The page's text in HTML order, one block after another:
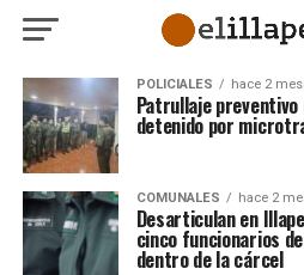
POLICIALES hace 2
Patrullaje
detenido por
COMUNALES hace 2
Desarticulan en
cinco funcionarios
dentro de la cárcel